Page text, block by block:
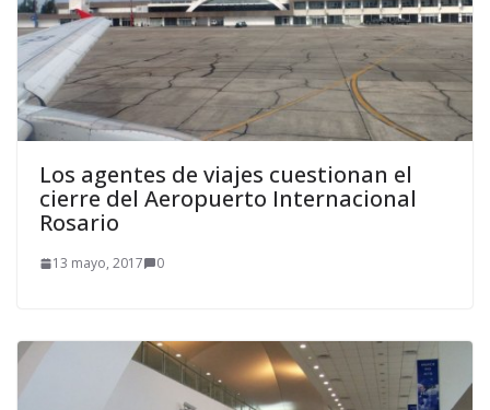
Los agentes de viajes cuestionan el
cierre del Aeropuerto Internacional
Rosario
13 mayo, 2017 0